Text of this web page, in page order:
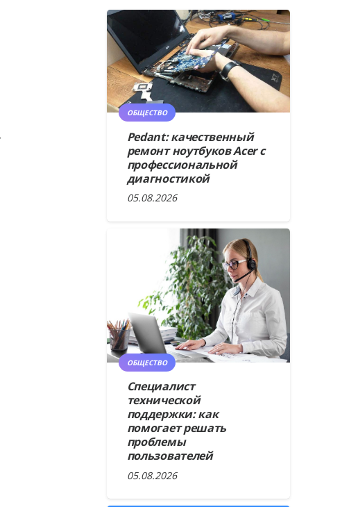
ОБЩЕСТВО
Pedant: качественный
ремонт ноутбуков Acer с
профессиональной
диагностикой
05.08.2026
ОБЩЕСТВО
Специалист
технической
поддержки: как
помогает решать
проблемы
пользователей
05.08.2026